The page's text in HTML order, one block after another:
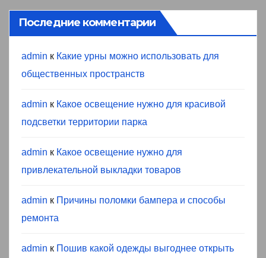
Последние комментарии
admin к Какие урны можно использовать для
общественных пространств
admin к Какое освещение нужно для красивой
подсветки территории парка
admin к Какое освещение нужно для
привлекательной выкладки товаров
admin к Причины поломки бампера и способы
ремонта
admin к Пошив какой одежды выгоднее открыть